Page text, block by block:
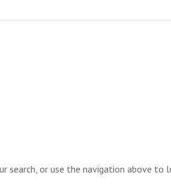
search, or use the navigation above to